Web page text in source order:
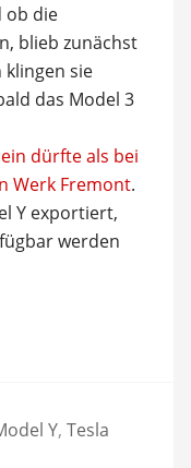
ob die
blieb zunächst
sie
das Model 3
dürfte als bei
Werk Fremont.
Y exportiert,
werden
Y, Tesla